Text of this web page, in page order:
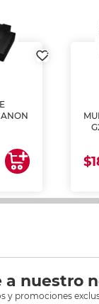
a nuestro
y promociones